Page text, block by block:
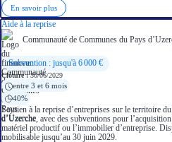
En savoir plus
Aide à la reprise
Communauté de Communes du Pays
Subvention : jusqu'à 6 000 €
Clôture :30/06/2029
entre 3 et 6 mois
40%
Soutien à la reprise d’entreprises sur le territoire
d’Uzerche, avec des subventions pour
matériel productif ou l’immobilier d’entreprise.
mobilisable jusqu’au 30 juin 2029.